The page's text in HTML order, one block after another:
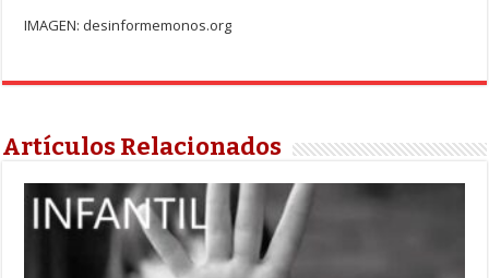
IMAGEN: desinformemonos.org
Artículos Relacionados